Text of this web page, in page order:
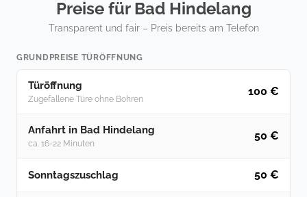
Preise für Bad Hindelang
Transparent und fair – Preis bereits am Telefon
GRUNDPREISE TÜRÖFFNUNG
Türöffnung
Zugefallene Türe ohne Bohren
100 €
Anfahrt in Bad Hindelang
ca. 16-22 Minuten
50 €
Sonntagszuschlag 50 €